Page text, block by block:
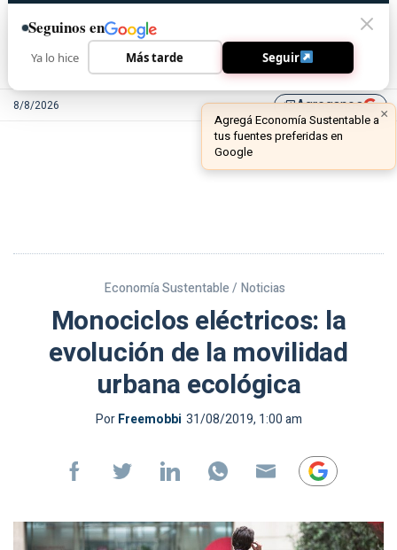
8/8/2026 library_addAgreganos
Economía Sustentable / Noticias
Monociclos eléctricos: la
evolución de la movilidad
urbana ecológica
PorFreemobbi 31/08/2019, 1:00 am
Seguinos en
Ya lo hice Más tarde Seguir